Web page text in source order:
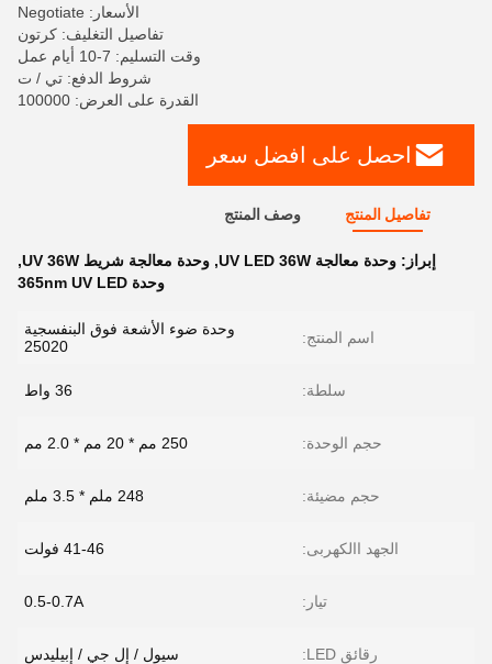
الأسعار: Negotiate
تفاصيل التغليف: كرتون
وقت التسليم: 7-10 أيام عمل
شروط الدفع: تي / ت
القدرة على العرض: 100000
احصل على افضل سعر
تفاصيل المنتج وصف المنتج
إبراز: وحدة معالجة UV LED 36W , وحدة معالجة شريط UV 36W
,
وحدة 365nm UV LED
اسم المنتج:
وحدة ضوء الأشعة فوق البنفسجية
25020
سلطة: 36 واط
حجم الوحدة: 250 مم * 20 مم * 2.0 مم
حجم مضيئة: 248 ملم * 3.5 ملم
الجهد االكهربى: 41-46 فولت
تيار: 0.5-0.7A
رقائق LED: سيول / إل جي / إبيليدس